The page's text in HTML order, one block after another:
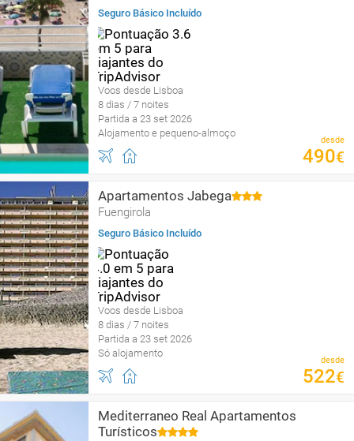
Seguro Básico Incluído
Voos desde Lisboa
8 dias / 7 noites
Partida a 23 set 2026
Alojamento e pequeno-almoço
desde
490€
Apartamentos Jabega
Fuengirola
Seguro Básico Incluído
Voos desde Lisboa
8 dias / 7 noites
Partida a 23 set 2026
Só alojamento
desde
522€
Mediterraneo Real Apartamentos
Turísticos